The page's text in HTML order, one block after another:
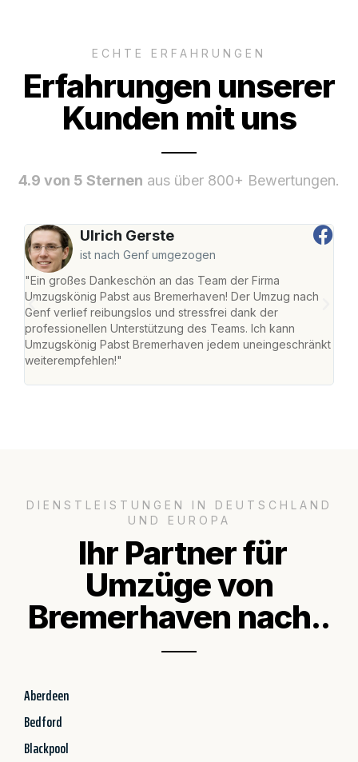
ECHTE ERFAHRUNGEN
Erfahrungen unserer
Kunden mit uns
4.9 von 5 Sternen aus über 800+ Bewertungen.
Ulrich Gerste
ist nach Genf umgezogen
"Ein großes Dankeschön an das Team der Firma
Umzugskönig Pabst aus Bremerhaven! Der Umzug nach
Genf verlief reibungslos und stressfrei dank der
professionellen Unterstützung des Teams. Ich kann
Umzugskönig Pabst Bremerhaven jedem uneingeschränkt
weiterempfehlen!"
DIENSTLEISTUNGEN IN DEUTSCHLAND
UND EUROPA
Ihr Partner für
Umzüge von
Bremerhaven nach..
Aberdeen
Bedford
Blackpool